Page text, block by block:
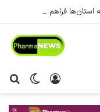
استان‌ها فراهم شد.
تغییر ورود